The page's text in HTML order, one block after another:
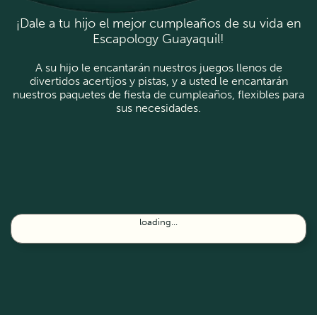
¡Dale a tu hijo el mejor cumpleaños de su vida en
Escapology Guayaquil!
A su hijo le encantarán nuestros juegos llenos de
divertidos acertijos y pistas, y a usted le encantarán
nuestros paquetes de fiesta de cumpleaños, flexibles para
sus necesidades.
loading...